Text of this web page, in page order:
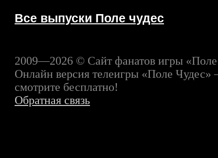
Все выпуски Поле чудес
2009—2026 © Сайт фанатов игры
Онлайн версия телеигры «Поле Чудес»
смотрите бесплатно!
Обратная связь